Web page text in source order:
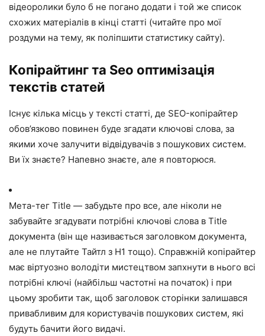
відеоролики було б не погано додати і той же список
схожих матеріалів в кінці статті (читайте про мої
роздуми на тему, як поліпшити статистику сайту).
Копірайтинг та Seo оптимізація
текстів статей
Існує кілька місць у тексті статті, де SEO-копірайтер
обов’язково повинен буде згадати ключові слова, за
якими хоче залучити відвідувачів з пошукових систем.
Ви їх знаєте? Напевно знаєте, але я повторюся.
Мета-тег Title — забудьте про все, але ніколи не
забувайте згадувати потрібні ключові слова в Title
документа (він ще називається заголовком документа,
але не плутайте Тайтл з H1 тощо). Справжній копірайтер
має віртуозно володіти мистецтвом запхнути в нього всі
потрібні ключі (найбільш частотні на початок) і при
цьому зробити так, щоб заголовок сторінки залишався
привабливим для користувачів пошукових систем, які
будуть бачити його видачі.